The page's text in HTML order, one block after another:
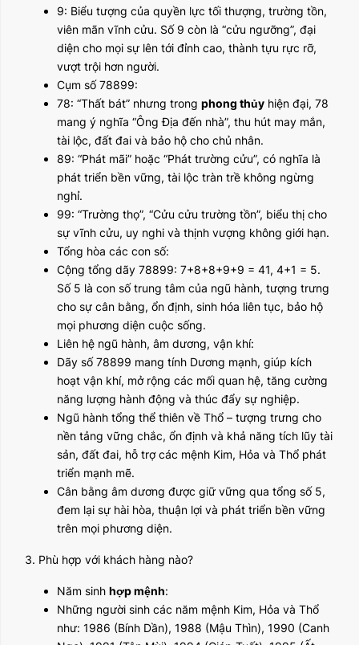
9: Biểu tượng của quyền lực tối thượng, trường tồn,
viên mãn vĩnh cửu. Số 9 còn là “cửu ngưỡng”, đại
diện cho mọi sự lên tới đỉnh cao, thành tựu rực rỡ,
vượt trội hơn người.
Cụm số 78899:
78: “Thất bát” nhưng trong phong thủy hiện đại, 78
mang ý nghĩa “Ông Địa đến nhà”, thu hút may mắn,
tài lộc, đất đai và bảo hộ cho chủ nhân.
89: “Phát mãi” hoặc “Phát trường cửu”, có nghĩa là
phát triển bền vững, tài lộc tràn trề không ngừng
nghỉ.
99: “Trường thọ”, “Cửu cửu trường tồn”, biểu thị cho
sự vĩnh cửu, uy nghi và thịnh vượng không giới hạn.
Tổng hòa các con số:
Cộng tổng dãy 78899: 7+8+8+9+9 = 41, 4+1 = 5.
Số 5 là con số trung tâm của ngũ hành, tượng trưng
cho sự cân bằng, ổn định, sinh hóa liên tục, bảo hộ
mọi phương diện cuộc sống.
Liên hệ ngũ hành, âm dương, vận khí:
Dãy số 78899 mang tính Dương mạnh, giúp kích
hoạt vận khí, mở rộng các mối quan hệ, tăng cường
năng lượng hành động và thúc đẩy sự nghiệp.
Ngũ hành tổng thể thiên về Thổ – tượng trưng cho
nền tảng vững chắc, ổn định và khả năng tích lũy tài
sản, đất đai, hỗ trợ các mệnh Kim, Hỏa và Thổ phát
triển mạnh mẽ.
Cân bằng âm dương được giữ vững qua tổng số 5,
đem lại sự hài hòa, thuận lợi và phát triển bền vững
trên mọi phương diện.
3. Phù hợp với khách hàng nào?
Năm sinh hợp mệnh:
Những người sinh các năm mệnh Kim, Hỏa và Thổ
như: 1986 (Bính Dần), 1988 (Mậu Thìn), 1990 (Canh